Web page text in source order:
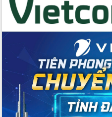
Thứ trưởng Bộ Y tế làm việc với tỉnh
Đắk Lắk về phát triển nhân lực y tế
cho trạm y tế cấp xã
Du lịch Đắk Lắk nâng tầm trải nghiệm
du khách thông qua Hệ thống cơ sở dữ
liệu và Bản đồ số
Tập huấn ứng dụng trí tuệ nhân tạo (AI)
trong thương mại điện tử năm 2026
Đoàn đại biểu Quốc hội tỉnh Đắk Lắk
trao đổi thông tin trước Kỳ họp thứ
nhất, Quốc hội khóa XVI